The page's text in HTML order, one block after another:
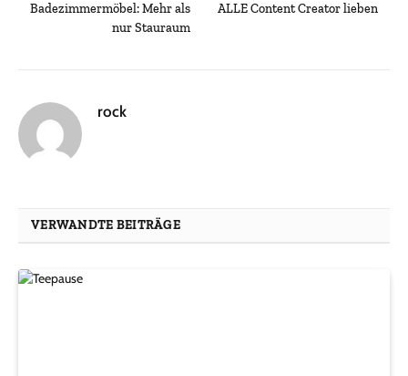
Badezimmermöbel: Mehr als
nur Stauraum
ALLE Content Creator lieben
rock
VERWANDTE BEITRÄGE